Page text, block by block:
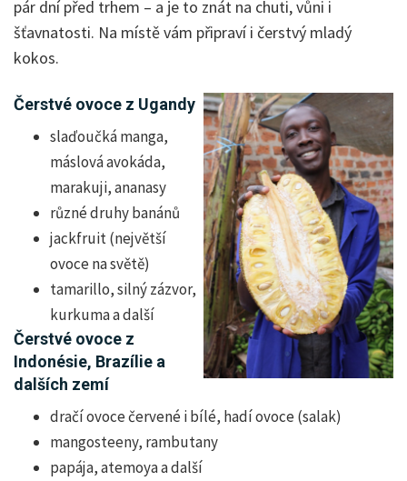
pár dní před trhem – a je to znát na chuti, vůni i
šťavnatosti. Na místě vám připraví i čerstvý mladý
kokos.
Čerstvé ovoce z Ugandy
slaďoučká manga,
máslová avokáda,
marakuji, ananasy
různé druhy banánů
jackfruit (největší
ovoce na světě)
tamarillo, silný zázvor,
kurkuma a další
Čerstvé ovoce z
Indonésie, Brazílie a
dalších zemí
dračí ovoce červené i bílé, hadí ovoce (salak)
mangosteeny, rambutany
papája, atemoya a další